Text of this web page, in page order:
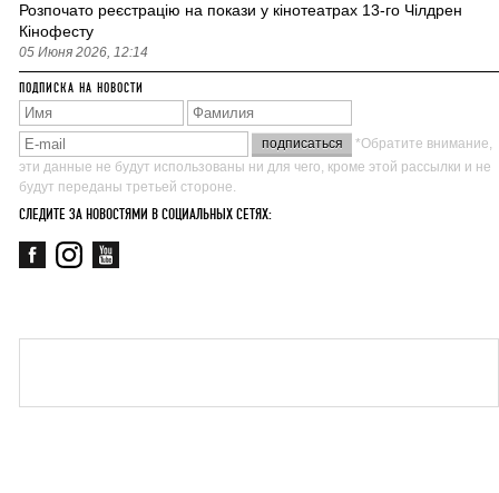
Розпочато реєстрацію на покази у кінотеатрах 13-го Чілдрен
Кінофесту
05 Июня 2026, 12:14
ПОДПИСКА НА НОВОСТИ
*Обратите внимание,
эти данные не будут использованы ни для чего, кроме этой рассылки и не
будут переданы третьей стороне.
СЛЕДИТЕ ЗА НОВОСТЯМИ В СОЦИАЛЬНЫХ СЕТЯХ: